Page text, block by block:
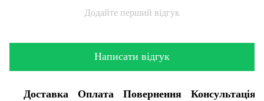
Додайте перший відгук
Написати відгук
Доставка Оплата Повернення Консультація